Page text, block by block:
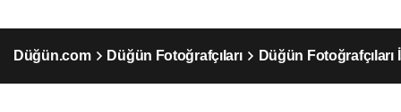
Düğün.com Düğün Fotoğrafçıları Düğün Fotoğrafçıları